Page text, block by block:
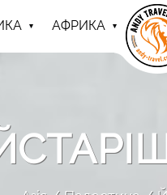
АФРИКА